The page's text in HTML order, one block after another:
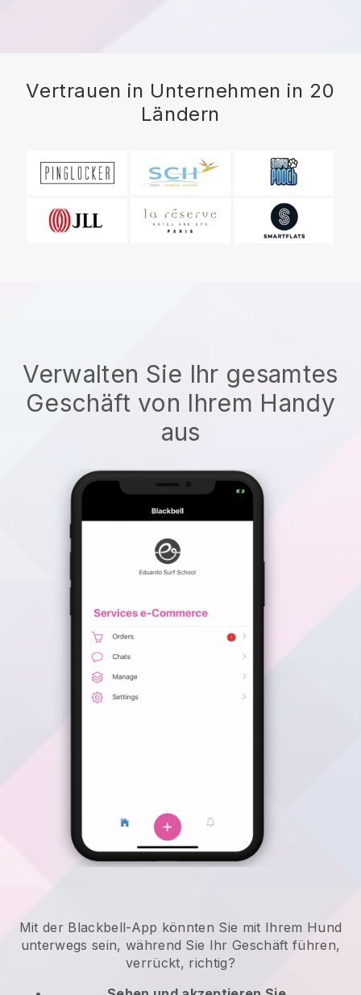
Vertrauen in Unternehmen in 20
Ländern
Verwalten Sie Ihr gesamtes
Geschäft von Ihrem Handy
aus
Mit der Blackbell-App könnten Sie mit Ihrem Hund
unterwegs sein, während Sie Ihr Geschäft führen,
verrückt, richtig?